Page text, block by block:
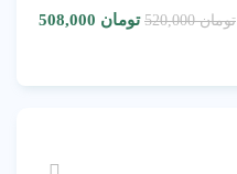
تومان520,000 تومان